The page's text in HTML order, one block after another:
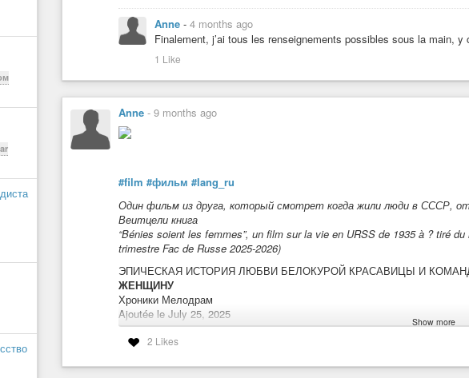
édition#Flammarion1992#traducteur #TzvetanTodorovet#LilyDenis
→ Pas encore lu d’#éditionen
#Lang_ru
Перечитываю этот бесспорный шедевр русской литературной
персонаж — Лиза. Несомненно, это смелый шаг, учитывая контекст:
проституткой, воплощением падения, и тем не менее она хорошо
которой поступили бесчестиво, И объект мучительных поисков,
заранее благодаренa, если вы поделитесь ею здесь или в личных
издание#Flammarion 1992#переводчик #Цветан-Тодорови#Лили-
(+DeepL)
Fiodor Mikhaïlovith Dostoïevski, 26 ans
Anne - 4 months ago
Finalement, j’ai tous les renseignements possibles sous la main,
1 Like
Anne - 9 months ago
#film #фильм #lang_ru
Один фильм из друга, который смотрет когда жили люди в СССР, от
Веитцели книга
“Bénies soient les femmes”, un film sur la vie en URSS de 1935 à ? tiré du
trimestre Fac de Russe 2025-2026)
ЭПИЧЕСКАЯ ИСТОРИЯ ЛЮБВИ БЕЛОКУРОЙ КРАСАВИЦЫ И
ЖЕНЩИНУ
Хроники Мелодрам
Ajoutée le July 25, 2025
Следи за хрониками мелодрам. Подпишись @Chronicles_of_Melodramas
Её звали Вера, а его – Александр Иванович Ларичев. Она -
Show more
2 Likes